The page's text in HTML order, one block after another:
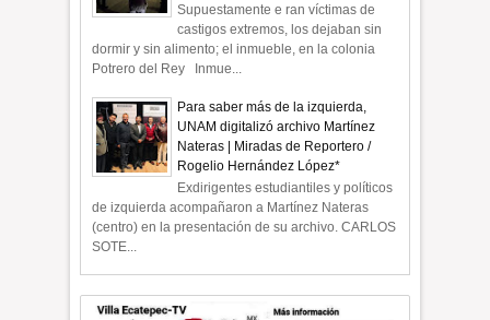
Supuestamente e ran víctimas de
castigos extremos, los dejaban sin
dormir y sin alimento; el inmueble, en la colonia
Potrero del Rey Inmue...
Para saber más de la izquierda,
UNAM digitalizó archivo Martínez
Nateras | Miradas de Reportero /
Rogelio Hernández López*
Exdirigentes estudiantiles y políticos
de izquierda acompañaron a Martínez Nateras
(centro) en la presentación de su archivo. CARLOS
SOTE...